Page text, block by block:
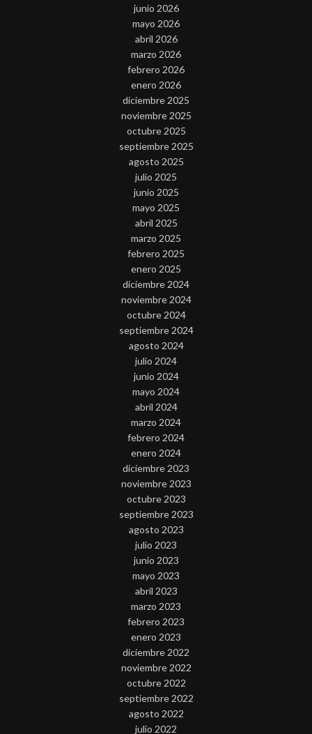
junio 2026
mayo 2026
abril 2026
marzo 2026
febrero 2026
enero 2026
diciembre 2025
noviembre 2025
octubre 2025
septiembre 2025
agosto 2025
julio 2025
junio 2025
mayo 2025
abril 2025
marzo 2025
febrero 2025
enero 2025
diciembre 2024
noviembre 2024
octubre 2024
septiembre 2024
agosto 2024
julio 2024
junio 2024
mayo 2024
abril 2024
marzo 2024
febrero 2024
enero 2024
diciembre 2023
noviembre 2023
octubre 2023
septiembre 2023
agosto 2023
julio 2023
junio 2023
mayo 2023
abril 2023
marzo 2023
febrero 2023
enero 2023
diciembre 2022
noviembre 2022
octubre 2022
septiembre 2022
agosto 2022
julio 2022